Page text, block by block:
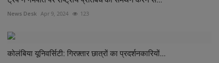
News Desk Apr 9, 2024 123
कोलंबिया यूनिवर्सिटी: गिरफ़्तार छात्रों का प्रदर्शनकारियों...